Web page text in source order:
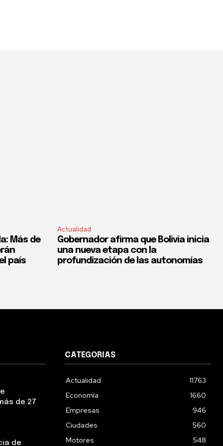
Más de
país
Actualidad
Gobernador afirma que Bolivia inicia
una nueva etapa con la
profundización de las autonomías
de 27
de
CATEGORIAS
Actualidad
11763
Economía
1660
Empresas
946
Ciudades
560
Motores
548